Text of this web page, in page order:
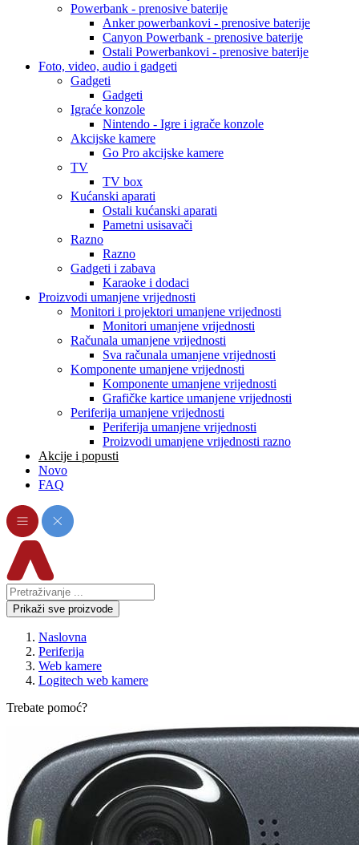
Powerbank - prenosive baterije
Anker powerbankovi - prenosive baterije
Canyon Powerbank - prenosive baterije
Ostali Powerbankovi - prenosive baterije
Foto, video, audio i gadgeti
Gadgeti
Gadgeti
Igraće konzole
Nintendo - Igre i igrače konzole
Akcijske kamere
Go Pro akcijske kamere
TV
TV box
Kućanski aparati
Ostali kućanski aparati
Pametni usisavači
Razno
Razno
Gadgeti i zabava
Karaoke i dodaci
Proizvodi umanjene vrijednosti
Monitori i projektori umanjene vrijednosti
Monitori umanjene vrijednosti
Računala umanjene vrijednosti
Sva računala umanjene vrijednosti
Komponente umanjene vrijednosti
Komponente umanjene vrijednosti
Grafičke kartice umanjene vrijednosti
Periferija umanjene vrijednosti
Periferija umanjene vrijednosti
Proizvodi umanjene vrijednosti razno
Akcije i popusti
Novo
FAQ
Prikaži sve proizvode
Naslovna
Periferija
Web kamere
Logitech web kamere
Trebate pomoć?